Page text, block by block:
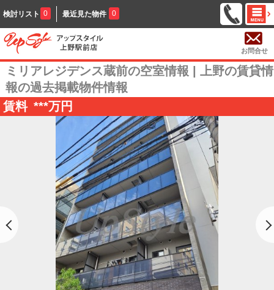
検討リスト 0 最近見た物件 0
お問合せ
ミリアレジデンス蔵前の空室情報 | 上野の賃貸情
報の過去掲載物件情報
賃料 ***万円